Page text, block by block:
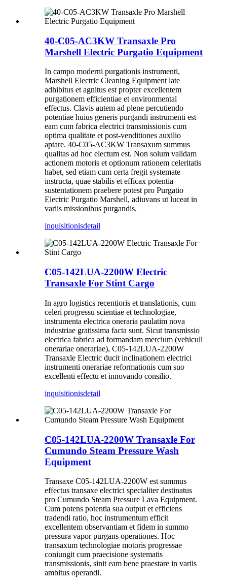
40-C05-AC3KW Transaxle Pro
Marshell Electric Purgatio Equipment
In campo moderni purgationis instrumenti,
Marshell Electric Cleaning Equipment late
adhibitus et agnitus est propter excellentem
purgationem efficientiae et environmental
effectus. Clavis autem ad plene percutiendo
potentiae huius generis purgandi instrumenti est
eam cum fabrica electrici transmissionis cum
optima qualitate et post-venditiones auxilio
aptare. 40-C05-AC3KW Transaxum summus
qualitas ad hoc electum est. Non solum validam
actionem motoris et optionum rationem celeritatis
habet, sed etiam cum certa fregit systemate
instructa, quae stabilis et efficax potentia
sustentationem praebere potest pro Purgatio
Electric Purgatio Marshell, adiuvans ut luceat in
variis missionibus purgandis.
inquisitionisdetail
C05-142LUA-2200W Electric
Transaxle For Stint Cargo
In agro logistics recentioris et translationis, cum
celeri progressu scientiae et technologiae,
instrumenta electrica oneraria paulatim nova
industriae gratissima facta sunt. Sicut transmissio
electrica fabrica ad formandam mercium (vehiculi
onerariae onerariae), C05-142LUA-2200W
Transaxle Electric ducit inclinationem electrici
instrumenti onerariae reformationis cum suo
excellenti effectu et innovando consilio.
inquisitionisdetail
C05-142LUA-2200W Transaxle For
Cumundo Steam Pressure Wash
Equipment
Transaxe C05-142LUA-2200W est summus
effectus transaxe electrici specialiter destinatus
pro Cumundo Steam Pressure Lava Equipment.
Cum potens potentia sua output et efficiens
tradendi ratio, hoc instrumentum efficit
excellentem observantiam et fidem in summo
pressura vapor purgans operationes. Hoc
transaxum technologiae motoris progressae
coniungit cum praecisione systematis
transmissionis, sinit eam bene praestare in variis
ambitus operandi.